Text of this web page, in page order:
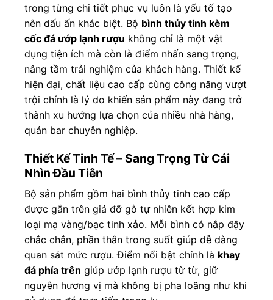
trong từng chi tiết phục vụ luôn là yếu tố tạo
nên dấu ấn khác biệt. Bộ bình thủy tinh kèm
cốc đá ướp lạnh rượu không chỉ là một vật
dụng tiện ích mà còn là điểm nhấn sang trọng,
nâng tầm trải nghiệm của khách hàng. Thiết kế
hiện đại, chất liệu cao cấp cùng công năng vượt
trội chính là lý do khiến sản phẩm này đang trở
thành xu hướng lựa chọn của nhiều nhà hàng,
quán bar chuyên nghiệp.
Thiết Kế Tinh Tế – Sang Trọng Từ Cái
Nhìn Đầu Tiên
Bộ sản phẩm gồm hai bình thủy tinh cao cấp
được gắn trên giá đỡ gỗ tự nhiên kết hợp kim
loại mạ vàng/bạc tinh xảo. Mỗi bình có nắp đậy
chắc chắn, phần thân trong suốt giúp dễ dàng
quan sát mức rượu. Điểm nổi bật chính là khay
đá phía trên giúp ướp lạnh rượu từ từ, giữ
nguyên hương vị mà không bị pha loãng như khi